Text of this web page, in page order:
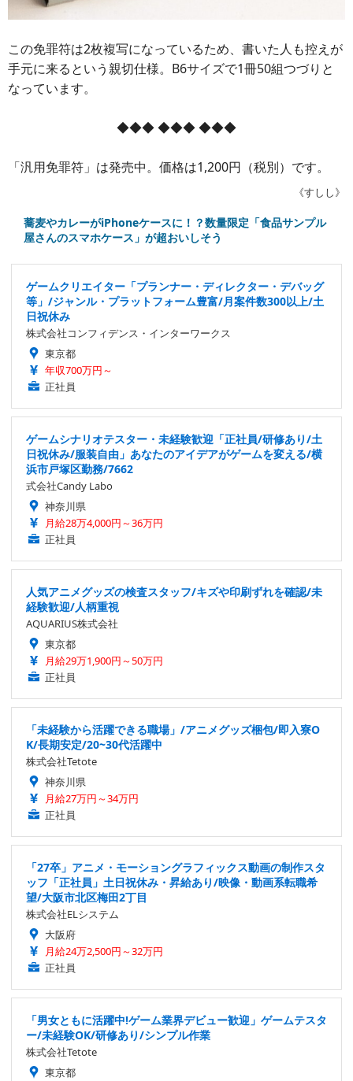
この免罪符は2枚複写になっているため、書いた人も控えが
手元に来るという親切仕様。B6サイズで1冊50組つづりと
なっています。
◆◆◆ ◆◆◆ ◆◆◆
「汎用免罪符」は発売中。価格は1,200円（税別）です。
《すしし》
蕎麦やカレーがiPhoneケースに！？数量限定「食品サンプル
屋さんのスマホケース」が超おいしそう
ゲームクリエイター「プランナー・ディレクター・デバッグ
等」/ジャンル・プラットフォーム豊富/月案件数300以上/土
日祝休み
株式会社コンフィデンス・インターワークス
東京都
年収700万円～
正社員
ゲームシナリオテスター・未経験歓迎「正社員/研修あり/土
日祝休み/服装自由」あなたのアイデアがゲームを変える/横
浜市戸塚区勤務/7662
式会社Candy Labo
神奈川県
月給28万4,000円～36万円
正社員
人気アニメグッズの検査スタッフ/キズや印刷ずれを確認/未
経験歓迎/人柄重視
AQUARIUS株式会社
東京都
月給29万1,900円～50万円
正社員
「未経験から活躍できる職場」/アニメグッズ梱包/即入寮O
K/長期安定/20~30代活躍中
株式会社Tetote
神奈川県
月給27万円～34万円
正社員
「27卒」アニメ・モーショングラフィックス動画の制作スタ
ッフ「正社員」土日祝休み・昇給あり/映像・動画系転職希
望/大阪市北区梅田2丁目
株式会社ELシステム
大阪府
月給24万2,500円～32万円
正社員
「男女ともに活躍中!ゲーム業界デビュー歓迎」ゲームテスタ
ー/未経験OK/研修あり/シンプル作業
株式会社Tetote
東京都